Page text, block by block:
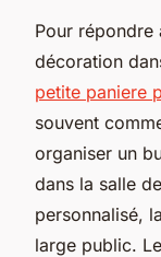
Pour répondre
décoration
petite paniere
souvent
organiser un
dans la salle
personnalisé,
large public.